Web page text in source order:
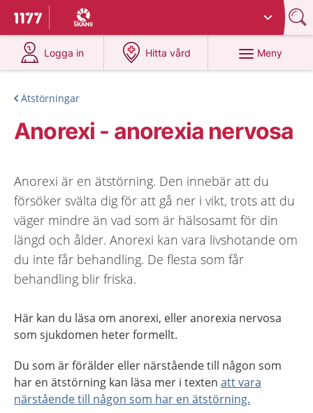
Till startsidan för 1177
Du har valt region
Logga in
på 1177.se
Hitta vård
på 1177.se
Meny
Ätstörningar
Anorexi - anorexia nervosa
Anorexi är en ätstörning. Den innebär att du
försöker svälta dig för att gå ner i vikt, trots att du
väger mindre än vad som är hälsosamt för din
längd och ålder. Anorexi kan vara livshotande om
du inte får behandling. De flesta som får
behandling blir friska.
Här kan du läsa om anorexi, eller anorexia nervosa
som sjukdomen heter formellt.
Du som är förälder eller närstående till någon som
har en ätstörning kan läsa mer i texten att vara
närstående till någon som har en ätstörning.